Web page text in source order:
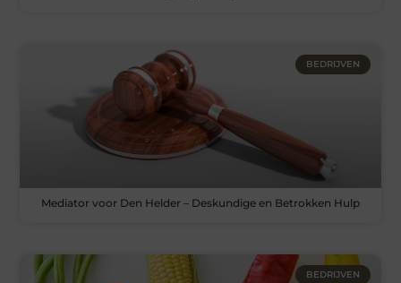
BEDRIJVEN
Mediator voor Den Helder – Deskundige en Betrokken Hulp
BEDRIJVEN